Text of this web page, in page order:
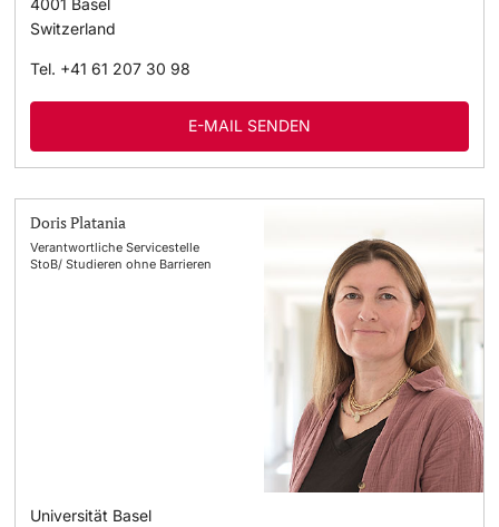
4001 Basel
Switzerland
Tel. +41 61 207 30 98
E-MAIL SENDEN
Doris Platania
Verantwortliche Servicestelle
StoB/ Studieren ohne Barrieren
Universität Basel